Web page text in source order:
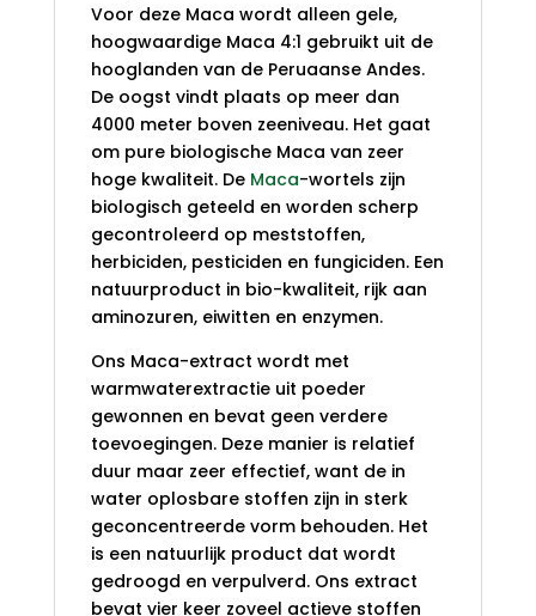
Voor deze Maca wordt alleen gele,
hoogwaardige Maca 4:1 gebruikt uit de
hooglanden van de Peruaanse Andes.
De oogst vindt plaats op meer dan
4000 meter boven zeeniveau. Het gaat
om pure biologische Maca van zeer
hoge kwaliteit. De Maca-wortels zijn
biologisch geteeld en worden scherp
gecontroleerd op meststoffen,
herbiciden, pesticiden en fungiciden. Een
natuurproduct in bio-kwaliteit, rijk aan
aminozuren, eiwitten en enzymen.
Ons Maca-extract wordt met
warmwaterextractie uit poeder
gewonnen en bevat geen verdere
toevoegingen. Deze manier is relatief
duur maar zeer effectief, want de in
water oplosbare stoffen zijn in sterk
geconcentreerde vorm behouden. Het
is een natuurlijk product dat wordt
gedroogd en verpulverd. Ons extract
bevat vier keer zoveel actieve stoffen